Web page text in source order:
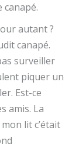
autant ?
canapé.
surveiller
piquer un
Est-ce
amis. La
lit c’était